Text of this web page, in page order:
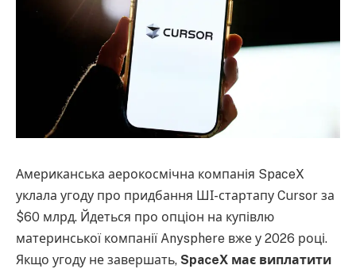
Американська аерокосмічна компанія SpaceX
уклала угоду про придбання ШІ-стартапу Cursor за
$60 млрд. Йдеться про опціон на купівлю
материнської компанії Anysphere вже у 2026 році.
Якщо угоду не завершать, SpaceX має виплатити